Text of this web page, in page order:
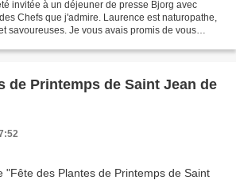
invitée à un déjeuner de presse Bjorg avec
Chefs que j'admire. Laurence est naturopathe,
savoureuses. Je vous avais promis de vous
de Printemps de Saint Jean de